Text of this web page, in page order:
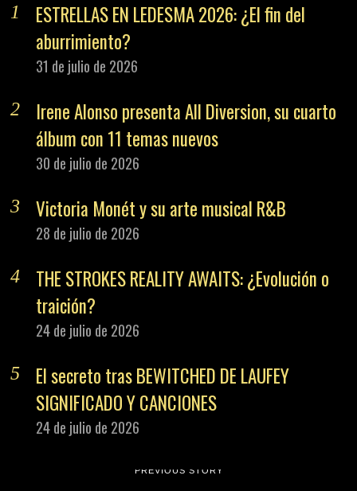
ESTRELLAS EN LEDESMA 2026: ¿El fin del
aburrimiento?
31 de julio de 2026
Irene Alonso presenta All Diversion, su cuarto
álbum con 11 temas nuevos
30 de julio de 2026
Victoria Monét y su arte musical R&B
28 de julio de 2026
THE STROKES REALITY AWAITS: ¿Evolución o
traición?
24 de julio de 2026
El secreto tras BEWITCHED DE LAUFEY
SIGNIFICADO Y CANCIONES
24 de julio de 2026
PREVIOUS STORY